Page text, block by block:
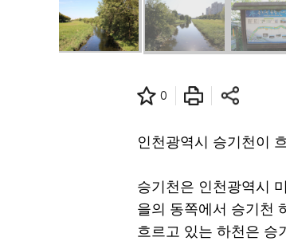
0
인천광역시 승기천이
승기천은 인천광역시
을의 동쪽에서 승기천
흐르고 있는 하천은 승